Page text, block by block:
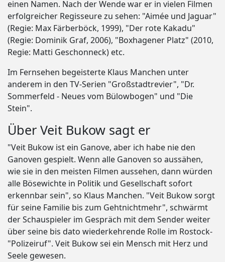
einen Namen. Nach der Wende war er in vielen Filmen
erfolgreicher Regisseure zu sehen: "Aimée und Jaguar"
(Regie: Max Färberböck, 1999), "Der rote Kakadu"
(Regie: Dominik Graf, 2006), "Boxhagener Platz" (2010,
Regie: Matti Geschonneck) etc.
Im Fernsehen begeisterte Klaus Manchen unter
anderem in den TV-Serien "Großstadtrevier", "Dr.
Sommerfeld - Neues vom Bülowbogen" und "Die
Stein".
Über Veit Bukow sagt er
"Veit Bukow ist ein Ganove, aber ich habe nie den
Ganoven gespielt. Wenn alle Ganoven so aussähen,
wie sie in den meisten Filmen aussehen, dann würden
alle Bösewichte in Politik und Gesellschaft sofort
erkennbar sein", so Klaus Manchen. "Veit Bukow sorgt
für seine Familie bis zum Gehtnichtmehr", schwärmt
der Schauspieler im Gespräch mit dem Sender weiter
über seine bis dato wiederkehrende Rolle im Rostock-
"Polizeiruf". Veit Bukow sei ein Mensch mit Herz und
Seele gewesen.